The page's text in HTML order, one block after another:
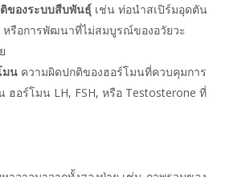
ของระบบสืบพันธุ์ เช่น ท่อนำสเปิร์มอุดตัน
รือการพัฒนาที่ไม่สมบูรณ์ของอวัยวะ
มน ความผิดปกติของฮอร์โมนที่ควบคุมการ
ฮอร์โมน LH, FSH, หรือ Testosterone ที่